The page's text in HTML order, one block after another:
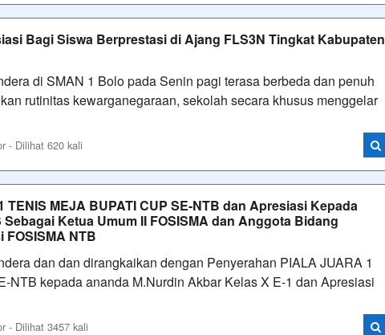
Bagi Siswa Berprestasi di Ajang FLS3N Tingkat Kabupaten
di SMAN 1 Bolo pada Senin pagi terasa berbeda dan penuh
rutinitas kewarganegaraan, sekolah secara khusus menggelar
- Dilihat 620 kali
MEJA BUPATI CUP SE-NTB dan Apresiasi Kepada
Ketua Umum II FOSISMA dan Anggota Bidang
NTB
dan dan dirangkaikan dengan Penyerahan PIALA JUARA 1
NTB kepada ananda M.Nurdin Akbar Kelas X E-1 dan Apresiasi
- Dilihat 3457 kali